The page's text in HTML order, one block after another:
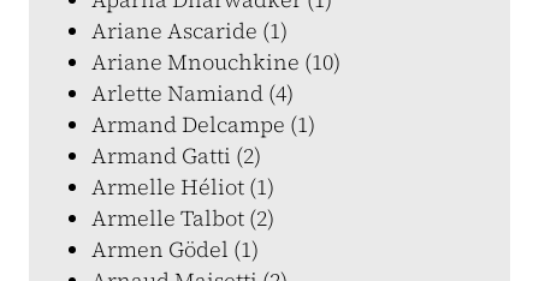
Ariane Ascaride (1)
Ariane Mnouchkine (10)
Arlette Namiand (4)
Armand Delcampe (1)
Armand Gatti (2)
Armelle Héliot (1)
Armelle Talbot (2)
Armen Gödel (1)